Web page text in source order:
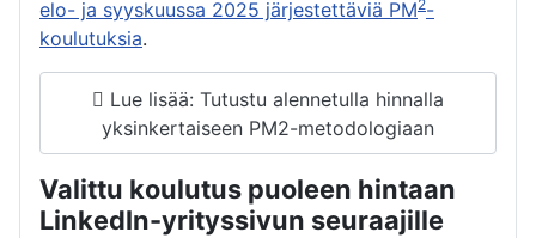
elo- ja syyskuussa 2025 järjestettäviä PM2-
koulutuksia.
Lue lisää: Tutustu alennetulla hinnalla
yksinkertaiseen PM2-metodologiaan
Valittu koulutus puoleen hintaan
LinkedIn-yrityssivun seuraajille